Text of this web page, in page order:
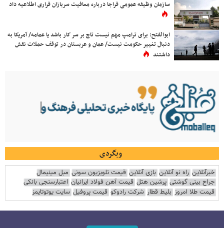
سازمان وظیفه عمومی فراجا درباره معافیت سربازان فراری اطلاعیه داد
ابوالفتح: برای ترامپ مهم نیست تاج بر سر کار باشد یا عمامه/ آمریکا به
دنبال تغییر حکومت نیست/ عمان و عربستان در توقف حملات نقش
داشتند
وبگردی
خبرآنلاین راه نو آنلاین بازی آنلاین قیمت تلویزیون سونی مبل مینیمال
جراح بینی گوشتی پرشین هتل قیمت آهن فولاد ایرانیان اعتبارسنجی بانکی
قیمت طلا امروز بلیط قطار شرکت رادوکو قیمت پروفیل سایت یوتوتایمز